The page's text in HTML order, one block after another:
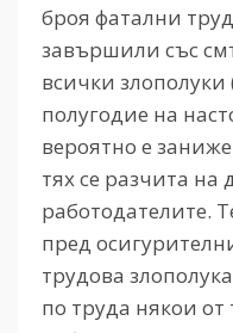
броя фатални
завършили със
всички
полугодие на
вероятно е
тях се разчита на
работодателите.
пред
трудова
по труда някои